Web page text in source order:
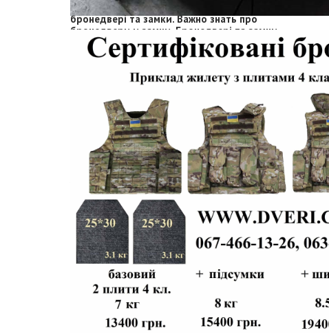
3) Важливо знати як купити якісні
бронедвері та замки. Важно знать про
бронедвери и замки. Бронедвері та замки
проти відмичок.
4) Сейф збройовий, сейф банківський,
надійні сейфи під замовлення ДСТУ EN
1143, 4012, 1627, тощо.
5) Бронежилет 4 класса, сертифікат на
бронежилет полегшений,Купить
бронежилет, купити бронежилет 1,2,3,4, 5,
6 клас,кевларовий бронежилет, цена
бронежилета
6) Бронедвері Bodyguard-це кращі в
Україні бронедвері 3, 4, 5 та 6 класу за EN-
1627. Бронедвери Киев, бронированные
двери.Топові незламні бронедвері ціна-
якість.
Бронежилети, шоломи "Патріот"
8) Гермодвері. Захисно-герметичні двері
для бомбосховищ, сховищ, ПРУ, за ДБН
2.2.5-23. Гермодвери.двери для
бомбоубежищ 100кПа, гермодвері 150
кПа. 440 кПа, бронедвері 900 кПа. ДУ-ІІІ,
ДУ-ІІ, ДУ-І,ДУ-ІV,